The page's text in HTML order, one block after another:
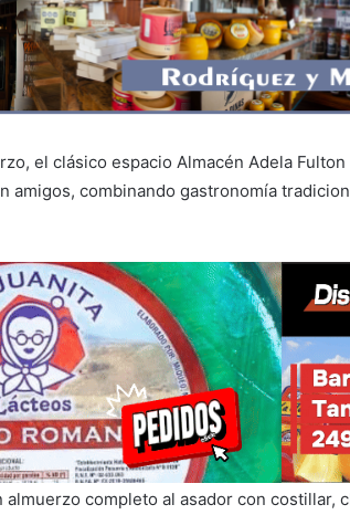
el clásico espacio Almacén Adela
amigos, combinando gastronomía
completo al asador con costillar,